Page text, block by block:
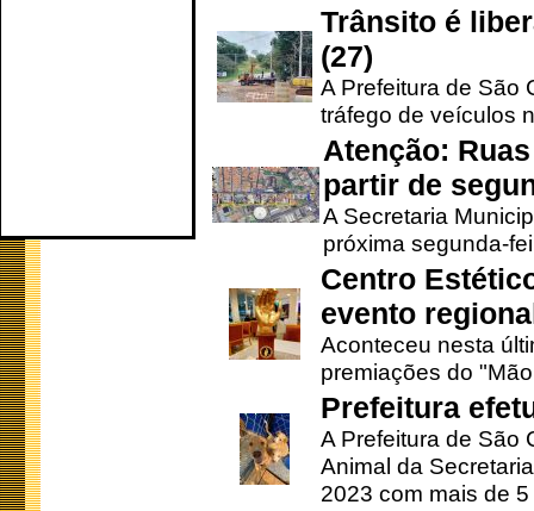
Trânsito é
(27)
A Prefeitura de São
tráfego de veículos
Atenção:
partir de
A Secretaria
próxima segunda-
Centro
evento
Aconteceu nesta
premiações do
Prefeitura
A Prefeitura de São
Animal da
2023 com mais de 5